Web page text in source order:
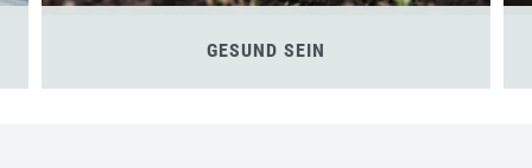
GESUND SEIN